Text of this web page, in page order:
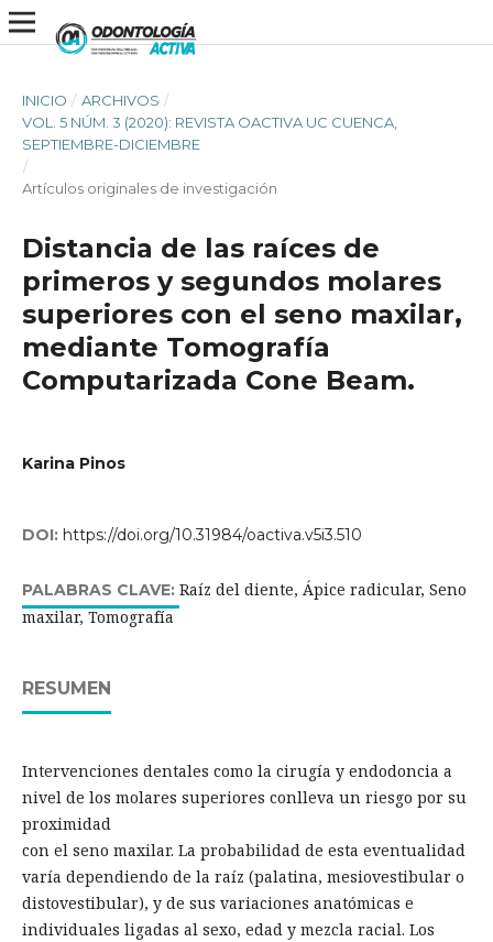
INICIO / ARCHIVOS /
VOL. 5 NÚM. 3 (2020): REVISTA OACTIVA UC CUENCA,
SEPTIEMBRE-DICIEMBRE
/
Artículos originales de investigación
Distancia de las raíces de
primeros y segundos molares
superiores con el seno maxilar,
mediante Tomografía
Computarizada Cone Beam.
Karina Pinos
DOI: https://doi.org/10.31984/oactiva.v5i3.510
PALABRAS CLAVE: Raíz del diente, Ápice radicular, Seno
maxilar, Tomografía
RESUMEN
Intervenciones dentales como la cirugía y endodoncia a
nivel de los molares superiores conlleva un riesgo por su
proximidad
con el seno maxilar. La probabilidad de esta eventualidad
varía dependiendo de la raíz (palatina, mesiovestibular o
distovestibular), y de sus variaciones anatómicas e
individuales ligadas al sexo, edad y mezcla racial. Los